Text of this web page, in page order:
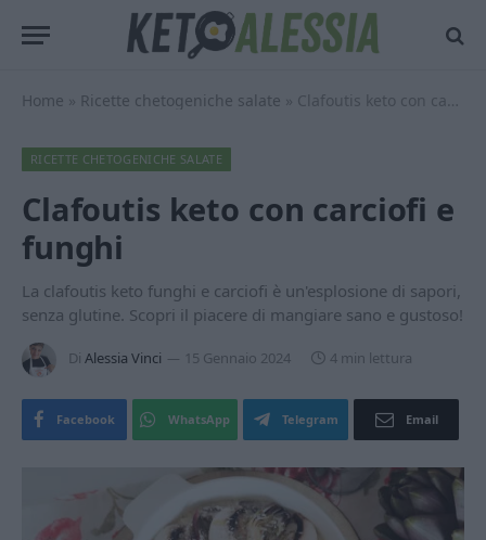
Home » Ricette chetogeniche salate » Clafoutis keto con carciofi e funghi
RICETTE CHETOGENICHE SALATE
Clafoutis keto con carciofi e
funghi
La clafoutis keto funghi e carciofi è un'esplosione di sapori,
senza glutine. Scopri il piacere di mangiare sano e gustoso!
Di Alessia Vinci 15 Gennaio 2024 4 min lettura
Facebook WhatsApp Telegram Email